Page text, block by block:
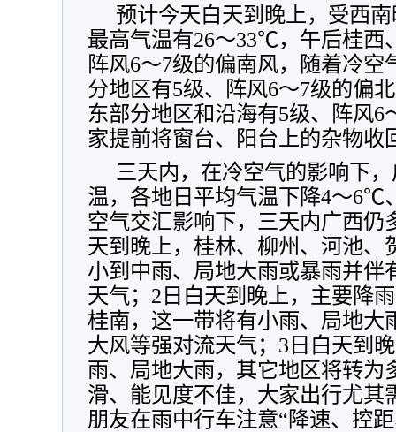
预计今天白天到晚上，受西
最高气温有26～33℃，午后桂西
阵风6～7级的偏南风，随着冷
分地区有5级、阵风6～7级的偏
东部分地区和沿海有5级、阵风6
家提前将窗台、阳台上的杂物收
三天内，在冷空气的影响下
温，各地日平均气温下降4～
空气交汇影响下，三天内广西仍
天到晚上，桂林、柳州、河池、
小到中雨、局地大雨或暴雨并伴
天气；2日白天到晚上，主要降
桂南，这一带将有小雨、局地大
大风等强对流天气；3日白天到
雨、局地大雨，其它地区将转为
滑、能见度不佳，大家出行尤其
朋友在雨中行车注意“降速、控